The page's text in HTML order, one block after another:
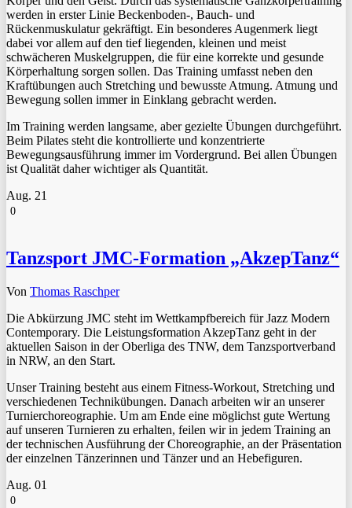
werden in erster Linie Beckenboden-, Bauch- und
Rückenmuskulatur gekräftigt. Ein besonderes Augenmerk liegt
dabei vor allem auf den tief liegenden, kleinen und meist
schwächeren Muskelgruppen, die für eine korrekte und gesunde
Körperhaltung sorgen sollen. Das Training umfasst neben den
Kraftübungen auch Stretching und bewusste Atmung. Atmung und
Bewegung sollen immer in Einklang gebracht werden.
Im Training werden langsame, aber gezielte Übungen durchgeführt.
Beim Pilates steht die kontrollierte und konzentrierte
Bewegungsausführung immer im Vordergrund. Bei allen Übungen
ist Qualität daher wichtiger als Quantität.
Aug. 21
0
Tanzsport JMC-Formation „AkzepTanz“
Von Thomas Raschper
Die Abkürzung JMC steht im Wettkampfbereich für Jazz Modern
Contemporary. Die Leistungsformation AkzepTanz geht in der
aktuellen Saison in der Oberliga des TNW, dem Tanzsportverband
in NRW, an den Start.
Unser Training besteht aus einem Fitness-Workout, Stretching und
verschiedenen Technikübungen. Danach arbeiten wir an unserer
Turnierchoreographie. Um am Ende eine möglichst gute Wertung
auf unseren Turnieren zu erhalten, feilen wir in jedem Training an
der technischen Ausführung der Choreographie, an der Präsentation
der einzelnen Tänzerinnen und Tänzer und an Hebefiguren.
Aug. 01
0